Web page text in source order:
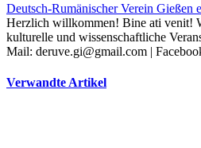
Deutsch-Rumänischer Verein Gießen
Herzlich willkommen! Bine ati venit!
kulturelle und wissenschaftliche
Mail: deruve.gi@gmail.com |
Verwandte Artikel